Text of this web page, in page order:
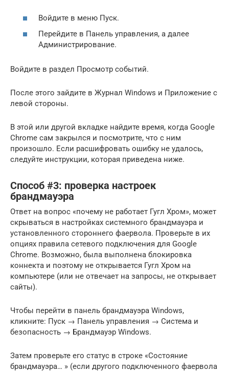
Войдите в меню Пуск.
Перейдите в Панель управления, а далее
Администрирование.
Войдите в раздел Просмотр событий.
После этого зайдите в Журнал Windows и Приложение с
левой стороны.
В этой или другой вкладке найдите время, когда Google
Chrome сам закрылся и посмотрите, что с ним
произошло. Если расшифровать ошибку не удалось,
следуйте инструкции, которая приведена ниже.
Способ #3: проверка настроек
брандмауэра
Ответ на вопрос «почему не работает Гугл Хром», может
скрываться в настройках системного брандмауэра и
установленного стороннего фаервола. Проверьте в их
опциях правила сетевого подключения для Google
Chrome. Возможно, была выполнена блокировка
коннекта и поэтому не открывается Гугл Хром на
компьютере (или не отвечает на запросы, не открывает
сайты).
Чтобы перейти в панель брандмауэра Windows,
кликните: Пуск → Панель управления → Система и
безопасность → Брандмауэр Windows.
Затем проверьте его статус в строке «Состояние
брандмауэра… » (если другого подключенного фаервола